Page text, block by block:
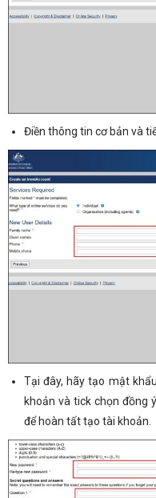
Điền thông tin cơ bản và
Tại đây, hãy tạo mật
khoản và tick chọn đồng
để hoàn tất tạo tài khoản.